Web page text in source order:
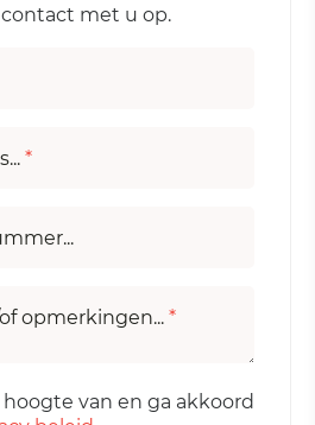
met u op.
*
opmerkingen... *
hoogte van en ga akkoord